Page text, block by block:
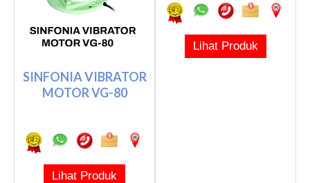
SINFONIA VIBRATOR
MOTOR VG-80
Lihat Produk
Lihat Produk